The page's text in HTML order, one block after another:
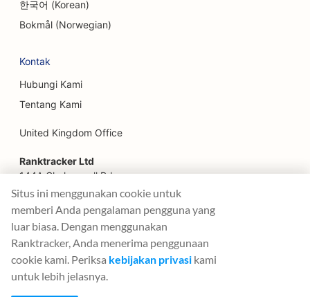
SEO untuk Escape Room
SEO untuk Restoran Cepat Saji
SEO untuk Toko Bunga
SEO untuk Restoran Mewah
SEO untuk Layanan Keuangan
SEO untuk Pengadilan Makanan
SEO untuk Toko Kue Prancis
SEO untuk Truk Makanan
SEO untuk Toko Mebel
한국어 (Korean)
Bokmål (Norwegian)
Kontak
Hubungi Kami
Tentang Kami
United Kingdom Office
Ranktracker Ltd
144A Clerkenwell Rd
London, EC1R 5DF
Company No: 08820809
felix@ranktracker.com
2015 - 2026© Ranktracker. All Rights Reserved.
Situs ini menggunakan cookie untuk
memberi Anda pengalaman pengguna yang
luar biasa. Dengan menggunakan
Ranktracker, Anda menerima penggunaan
cookie kami. Periksa kebijakan privasi kami
untuk lebih jelasnya.